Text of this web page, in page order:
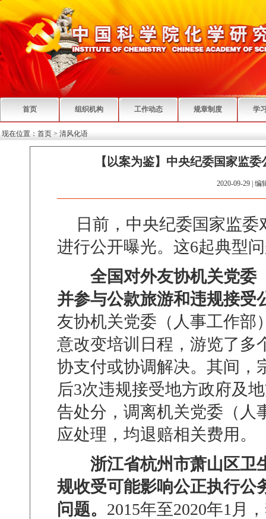
首页 组织机构 工作动态 规章制度 学
现在位置： 首页 > 清风化语
【以案为鉴】中央纪委国家监
2020-09-29 | 编
日前，中央纪委国家监委
进行公开曝光。这6起典型
全国对外友协机关党委
并参与公款旅游和违规接受
友协机关党委（人事工作部
意改变培训日程，游览了多
协支付或协调解决。其间，
后3次违规接受地方政府及
告处分，调离机关党委（人
应处理，均退赔相关费用。
浙江省杭州市萧山区卫
规收受可能影响公正执行公
问题。 2015年至2020年1 月